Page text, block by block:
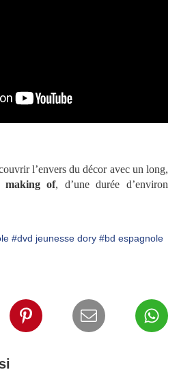
l’envers du décor avec un long,
making of, d’une durée d’environ
#dvd jeunesse dory #bd espagnole